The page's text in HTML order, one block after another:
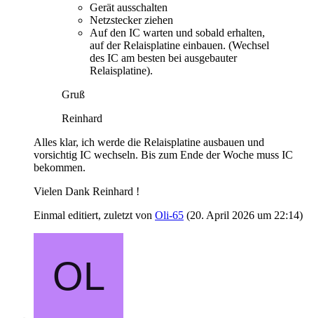
Gerät ausschalten
Netzstecker ziehen
Auf den IC warten und sobald erhalten,
auf der Relaisplatine einbauen. (Wechsel
des IC am besten bei ausgebauter
Relaisplatine).
Gruß
Reinhard
Alles klar, ich werde die Relaisplatine ausbauen und
vorsichtig IC wechseln. Bis zum Ende der Woche muss IC
bekommen.
Vielen Dank Reinhard !
Einmal editiert, zuletzt von Oli-65 (20. April 2026 um 22:14)